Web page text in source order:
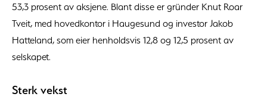
53,3 prosent av aksjene. Blant disse er gründer Knut Roar
Tveit, med hovedkontor i Haugesund og investor Jakob
Hatteland, som eier henholdsvis 12,8 og 12,5 prosent av
selskapet.
Sterk vekst